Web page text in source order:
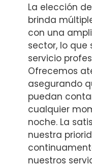
La elección
brinda
con una
sector, lo que
servicio
Ofrecemos
asegurando
puedan
cualquier
noche. La
nuestra
nuestros